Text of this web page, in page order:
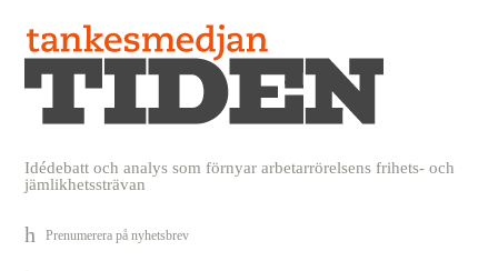
Idédebatt och analys som förnyar arbetarrörelsens frihets- och
jämlikhetssträvan
Prenumerera på nyhetsbrev